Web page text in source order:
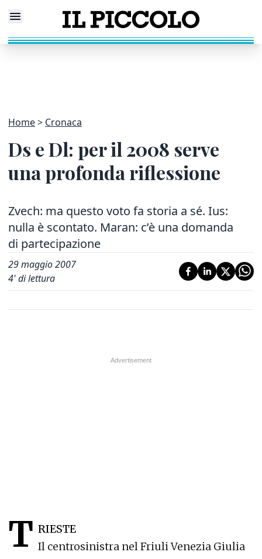
Home Cronaca
Ds e Dl: per il 2008 serve
una profonda riflessione
Zvech: ma questo voto fa storia a sé. Ius:
nulla è scontato. Maran: c’è una domanda
di partecipazione
29 maggio 2007
4' di lettura
T RIESTE
Il centrosinistra nel Friuli Venezia Giulia